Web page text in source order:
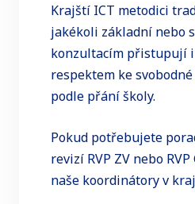
AI v českém
Rozvoj
a práce s
SOV)
AI v
AI v
učení
Krajští ICT metodici
jakékoli základní nebo
konzultacím přistupují
respektem ke
podle přání školy.
Pokud potřebujete
revizí RVP ZV nebo
naše koordinátory v